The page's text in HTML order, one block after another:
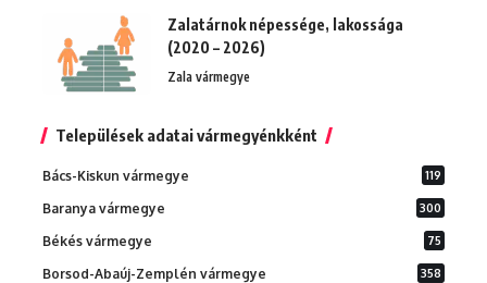
Zalatárnok népessége, lakossága
(2020 – 2026)
Zala vármegye
Települések adatai vármegyénkként
Bács-Kiskun vármegye 119
Baranya vármegye 300
Békés vármegye 75
Borsod-Abaúj-Zemplén vármegye 358